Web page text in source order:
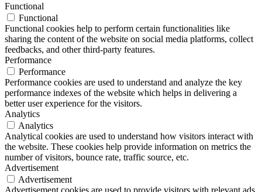
Functional
Functional
Functional cookies help to perform certain functionalities like
sharing the content of the website on social media platforms, collect
feedbacks, and other third-party features.
Performance
Performance
Performance cookies are used to understand and analyze the key
performance indexes of the website which helps in delivering a
better user experience for the visitors.
Analytics
Analytics
Analytical cookies are used to understand how visitors interact with
the website. These cookies help provide information on metrics the
number of visitors, bounce rate, traffic source, etc.
Advertisement
Advertisement